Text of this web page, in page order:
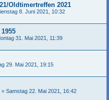
Oldtimertreffen 2021
8. Juni 2021, 10:32
31. Mai 2021, 11:39
29. Mai 2021, 19:15
« Samstag 22. Mai 2021, 16:42